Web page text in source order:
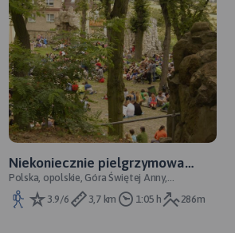
Niekoniecznie pielgrzymowa
przeprawa przez stromizny
Masywu Chełmskiego - Góry św.
Polska, opolskie, Góra Świętej Anny,
Zdzieszowice
3.9/6
3,7 km 1:05 h 286m